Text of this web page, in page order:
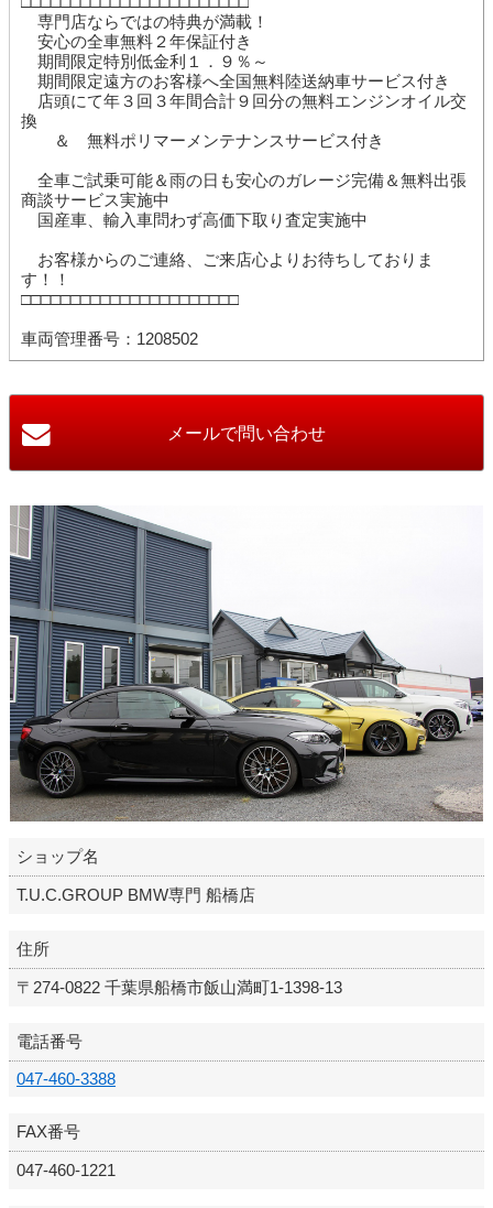
専門店ならではの特典が満載！
安心の全車無料２年保証付き
期間限定特別低金利１．９％～
期間限定遠方のお客様へ全国無料陸送納車サービス付き
店頭にて年３回３年間合計９回分の無料エンジンオイル交
換
＆ 無料ポリマーメンテナンスサービス付き
全車ご試乗可能＆雨の日も安心のガレージ完備＆無料出張
商談サービス実施中
国産車、輸入車問わず高価下取り査定実施中
お客様からのご連絡、ご来店心よりお待ちしておりま
す！！
□□□□□□□□□□□□□□□□□□□□□□
車両管理番号：1208502
ショップ名
T.U.C.GROUP BMW専門 船橋店
住所
〒274-0822 千葉県船橋市飯山満町1-1398-13
電話番号
047-460-3388
FAX番号
047-460-1221